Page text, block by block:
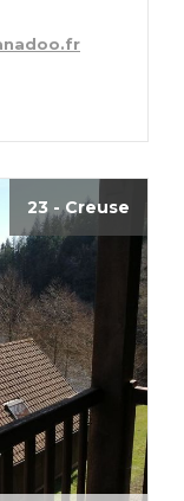
23 - Creuse